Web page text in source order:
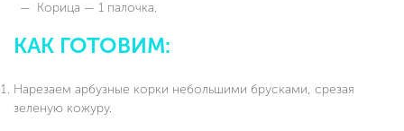
Корица — 1 палочка.
КАК ГОТОВИМ:
Нарезаем арбузные корки небольшими брусками, срезая
зеленую кожуру.